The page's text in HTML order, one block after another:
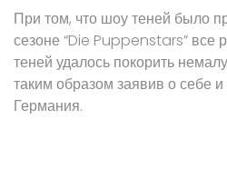
При том, что шоу теней было
сезоне “Die Puppenstars” все
теней удалось покорить
таким образом заявив о себе
Германия.